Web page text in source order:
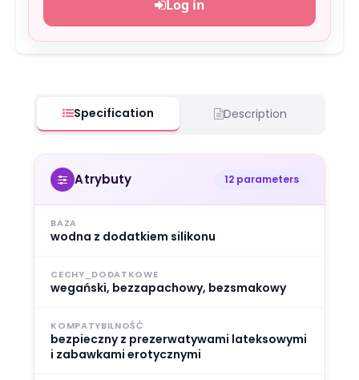
Log in
Specification Description
Atrybuty 12 parameters
BAZA
wodna z dodatkiem silikonu
CECHY_DODATKOWE
wegański, bezzapachowy, bezsmakowy
KOMPATYBILNOŚĆ
bezpieczny z prezerwatywami lateksowymi
i zabawkami erotycznymi